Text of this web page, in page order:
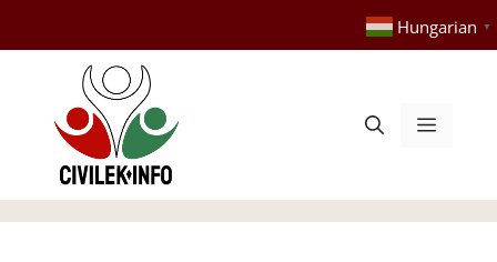
tartalomba
Hungarian ▼
Menü